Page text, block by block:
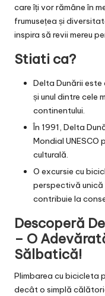
care îți vor rămâne în
frumusețea și
inspira să revii mereu
Stiati ca?
Delta Dunării este
și unul dintre cele
continentului.
În 1991, Delta
Mondial UNESCO
culturală.
O excursie cu
perspectivă unică
contribuie la
Descoperă
– O
Sălbatică!
Plimbarea cu bicicleta
decât o simplă